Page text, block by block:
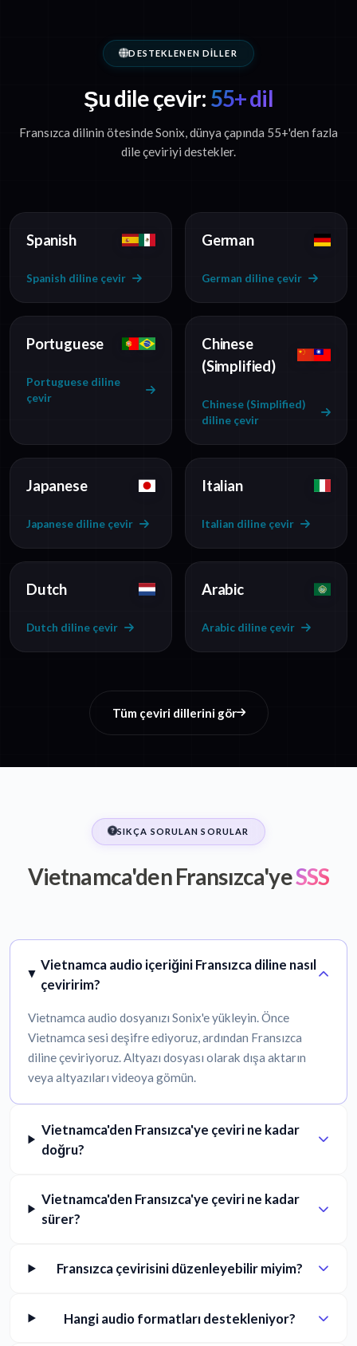
DESTEKLENEN DILLER
Şu dile çevir: 55+ dil
Fransızca dilinin ötesinde Sonix, dünya çapında 55+'den fazla
dile çeviriyi destekler.
Spanish
Spanish diline çevir
German
German diline çevir
Portuguese
Portuguese diline
çevir
Chinese
(Simplified)
Chinese (Simplified)
diline çevir
Japanese
Japanese diline çevir
Italian
Italian diline çevir
Dutch
Dutch diline çevir
Arabic
Arabic diline çevir
Tüm çeviri dillerini gör
SIKÇA SORULAN SORULAR
Vietnamca'den Fransızca'yeSSS
Vietnamca audio içeriğini Fransızca diline nasıl
çeviririm?
Vietnamca audio dosyanızı Sonix'e yükleyin. Önce
Vietnamca sesi deşifre ediyoruz, ardından Fransızca
diline çeviriyoruz. Altyazı dosyası olarak dışa aktarın
veya altyazıları videoya gömün.
Vietnamca'den Fransızca'ye çeviri ne kadar
doğru?
Vietnamca'den Fransızca'ye çeviri ne kadar
sürer?
Fransızca çevirisini düzenleyebilir miyim?
Hangi audio formatları destekleniyor?